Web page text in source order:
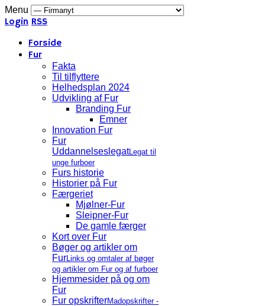
Menu
Login RSS
Forside
Fur
Fakta
Til tilflyttere
Helhedsplan 2024
Udvikling af Fur
Branding Fur
Emner
Innovation Fur
Fur
UddannelseslegatLegat til
unge furboer
Furs historie
Historier på Fur
Færgeriet
Mjølner-Fur
Sleipner-Fur
De gamle færger
Kort over Fur
Bøger og artikler om
FurLinks og omtaler af bøger
og artikler om Fur og af furboer
Hjemmesider på og om
Fur
Fur opskrifterMadopskrifter -